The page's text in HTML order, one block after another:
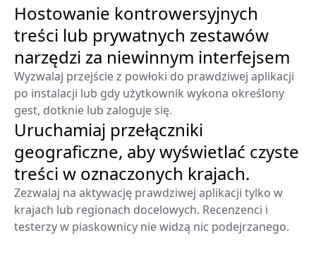
Hostowanie kontrowersyjnych
treści lub prywatnych zestawów
narzędzi za niewinnym interfejsem
Wyzwalaj przejście z powłoki do prawdziwej aplikacji
po instalacji lub gdy użytkownik wykona określony
gest, dotknie lub zaloguje się.
Uruchamiaj przełączniki
geograficzne, aby wyświetlać czyste
treści w oznaczonych krajach.
Zezwalaj na aktywację prawdziwej aplikacji tylko w
krajach lub regionach docelowych. Recenzenci i
testerzy w piaskownicy nie widzą nic podejrzanego.